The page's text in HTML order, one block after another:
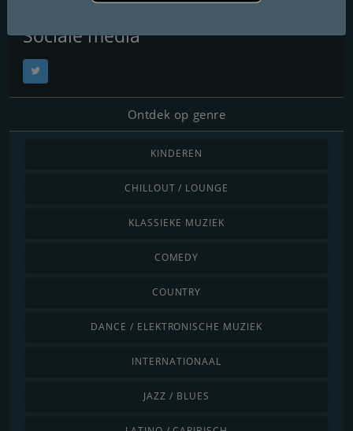
Sociale media
Ontdek op genre
KINDEREN
CHILLOUT / LOUNGE
KLASSIEKE MUZIEK
COMEDY
COUNTRY
DANCE / ELEKTRONISCHE MUZIEK
INTERNATIONAAL
JAZZ / BLUES